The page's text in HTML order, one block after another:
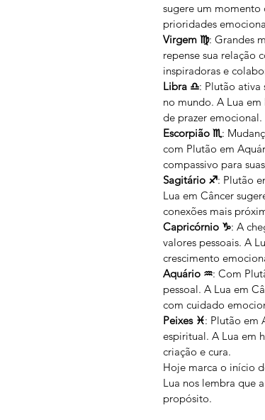
sugere um momento
prioridades
Virgem ♍️: Grandes
repense sua relação
inspiradoras e
Libra ♎️: Plutão ativa
no mundo. A Lua
de prazer emocional.
Escorpião ♏️:
com Plutão em
compassivo para
Sagitário ♐️: Plutão
Lua em Câncer
conexões mais
Capricórnio ♑️: A
valores pessoais. A
crescimento
Aquário ♒️: Com
pessoal. A Lua em
com cuidado
Peixes ♓️: Plutão em
espiritual. A Lua em
criação e cura.
Hoje marca o início
Lua nos lembra que
propósito.